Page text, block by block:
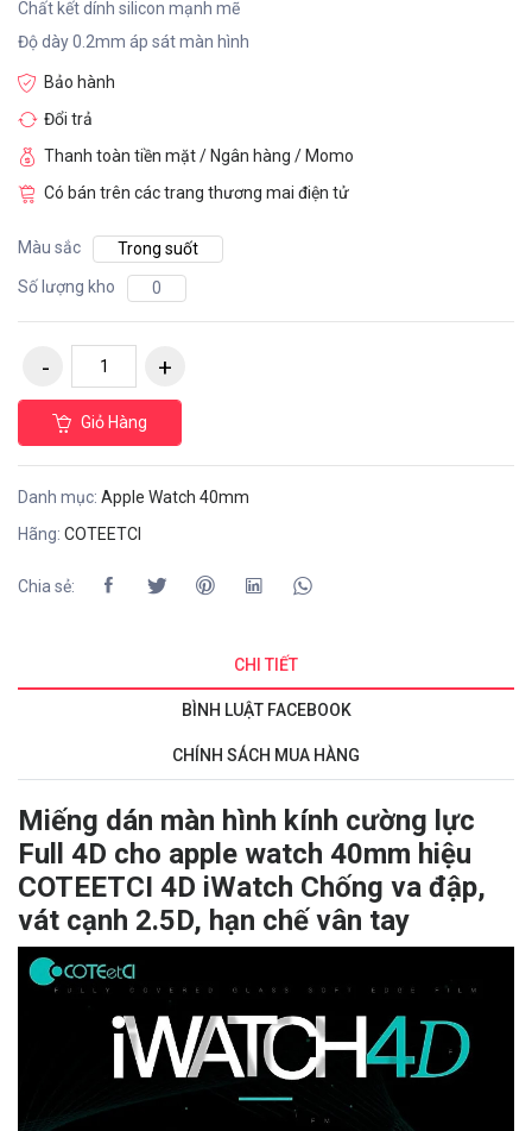
Chất kết dính silicon mạnh mẽ
Độ dày 0.2mm áp sát màn hình
Bảo hành
Đổi trả
Thanh toàn tiền mặt / Ngân hàng / Momo
Có bán trên các trang thương mai điện tử
Màu sắc
Trong suốt
Số lượng kho
0
Giỏ Hàng
Danh mục: Apple Watch 40mm
Hãng: COTEETCI
Chia sẻ:
CHI TIẾT
BÌNH LUẬT FACEBOOK
CHÍNH SÁCH MUA HÀNG
Miếng dán màn hình kính cường lực
Full 4D cho apple watch 40mm hiệu
COTEETCI 4D iWatch Chống va đập,
vát cạnh 2.5D, hạn chế vân tay